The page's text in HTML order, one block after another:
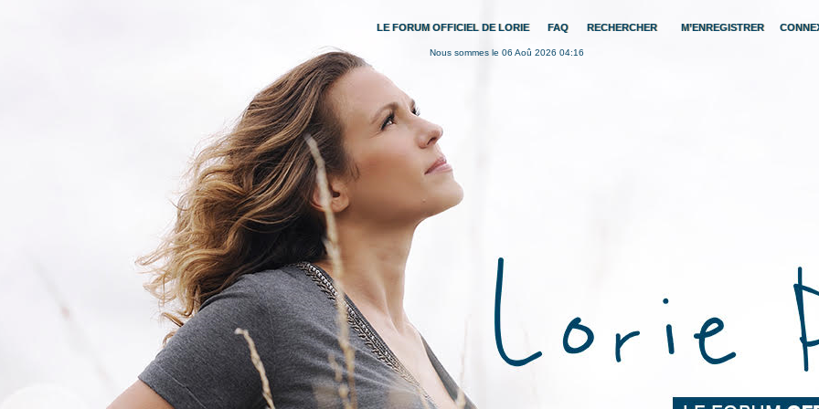
LE FORUM OFFICIEL DE LORIE FAQ RECHERCHER M’ENREGISTRER
Nous sommes le 06 Aoû 2026 04:16